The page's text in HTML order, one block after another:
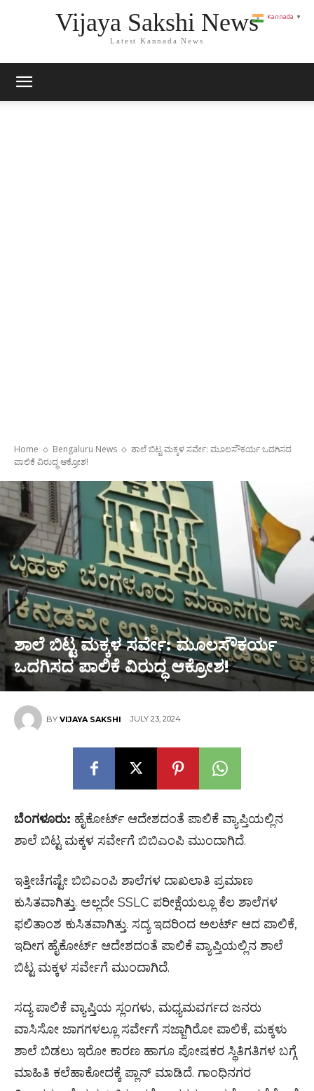
Vijaya Sakshi News
Latest Kannada News
Home Bengaluru News
ಶಾಲೆ ಬಿಟ್ಟ ಮಕ್ಕಳ ಸರ್ವೇ: ಮೂಲಸೌಕರ್ಯ ಒದಗಿಸದ
ಪಾಲಿಕೆ ವಿರುದ್ಧ ಆಕ್ರೋಶ!
ಶಾಲೆ ಬಿಟ್ಟ ಮಕ್ಕಳ ಸರ್ವೇ: ಮೂಲಸೌಕರ್ಯ
ಒದಗಿಸದ ಪಾಲಿಕೆ ವಿರುದ್ಧ ಆಕ್ರೋಶ!
BY VIJAYA SAKSHI JULY 23, 2024
ಬೆಂಗಳೂರು: ಹೈಕೋರ್ಟ್ ಆದೇಶದಂತೆ ಪಾಲಿಕೆ ವ್ಯಾಪ್ತಿಯಲ್ಲಿನ
ಶಾಲೆ ಬಿಟ್ಟ ಮಕ್ಕಳ ಸರ್ವೇಗೆ ಬಿಬಿಎಂಪಿ ಮುಂದಾಗಿದೆ.
ಇತ್ತೀಚೆಗಷ್ಟೇ ಬಿಬಿಎಂಪಿ ಶಾಲೆಗಳ ದಾಖಲಾತಿ ಪ್ರಮಾಣ
ಕುಸಿತವಾಗಿತ್ತು. ಅಲ್ಲದೇ SSLC ಪರೀಕ್ಷೆಯಲ್ಲೂ ಕೆಲ ಶಾಲೆಗಳ
ಫಲಿತಾಂಶ ಕುಸಿತವಾಗಿತ್ತು. ಸದ್ಯ ಇದರಿಂದ ಅಲರ್ಟ್ ಆದ ಪಾಲಿಕೆ,
ಇದೀಗ ಹೈಕೋರ್ಟ್ ಆದೇಶದಂತೆ ಪಾಲಿಕೆ ವ್ಯಾಪ್ತಿಯಲ್ಲಿನ ಶಾಲೆ
ಬಿಟ್ಟ ಮಕ್ಕಳ ಸರ್ವೇಗೆ ಮುಂದಾಗಿದೆ.
ಸದ್ಯ ಪಾಲಿಕೆ ವ್ಯಾಪ್ತಿಯ ಸ್ಲಂಗಳು, ಮಧ್ಯಮವರ್ಗದ ಜನರು
ವಾಸಿಸೋ ಜಾಗಗಳಲ್ಲೂ ಸರ್ವೇಗೆ ಸಜ್ಜಾಗಿರೋ ಪಾಲಿಕೆ, ಮಕ್ಕಳು
ಶಾಲೆ ಬಿಡಲು ಇರೋ ಕಾರಣ ಹಾಗೂ ಪೋಷಕರ ಸ್ಥಿತಿಗತಿಗಳ ಬಗ್ಗೆ
ಮಾಹಿತಿ ಕಲೆಹಾಕೋದಕ್ಕೆ ಪ್ಲಾನ್ ಮಾಡಿದೆ. ಗಾಂಧಿನಗರ
Kannada ▼